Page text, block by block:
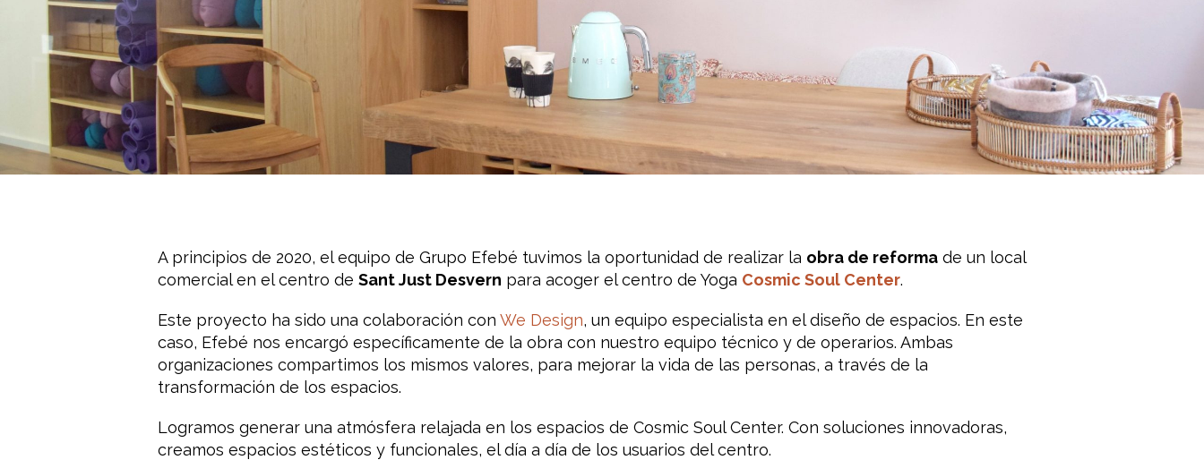
A principios de 2020, el equipo de Grupo Efebé tuvimos la oportunidad de realizar la obra de reformade un local
comercial en el centro de Sant Just Desvern para acoger el centro de Yoga Cosmic Soul Center.
Este proyecto ha sido una colaboración con We Design, un equipo especialista en el diseño de espacios. En este
caso, Efebé nos encargó específicamente de la obra con nuestro equipo técnico y de operarios. Ambas
organizaciones compartimos los mismos valores, para mejorar la vida de las personas, a través de la
transformación de los espacios.
Logramos generar una atmósfera relajada en los espacios de Cosmic Soul Center. Con soluciones innovadoras,
creamos espacios estéticos y funcionales, el día a día de los usuarios del centro.